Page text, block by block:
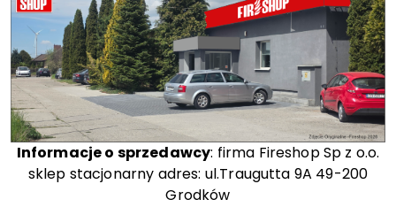
Informacje o sprzedawcy: firma Fireshop Sp z o.o.
sklep stacjonarny adres: ul.Traugutta 9A 49-200
Grodków